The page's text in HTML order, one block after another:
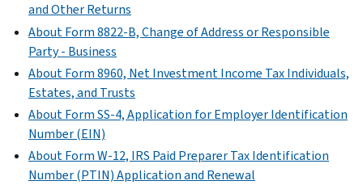
and Other Returns
About Form 8822-B, Change of Address or Responsible
Party - Business
About Form 8960, Net Investment Income Tax Individuals,
Estates, and Trusts
About Form SS-4, Application for Employer Identification
Number (EIN)
About Form W-12, IRS Paid Preparer Tax Identification
Number (PTIN) Application and Renewal